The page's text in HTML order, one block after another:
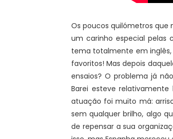
Os poucos quilómetros que
um carinho especial pelas
tema totalmente em
favoritos! Mas depois
ensaios? O problema já
Barei esteve
atuação foi muito má:
sem qualquer brilho, algo
de repensar a sua